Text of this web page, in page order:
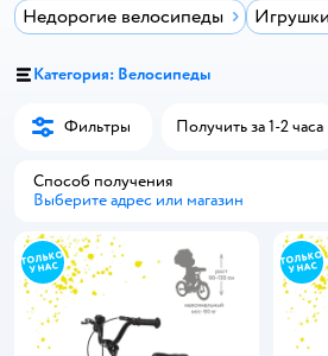
Недорогие велосипеды
Категория: Велосипеды
Фильтры Получить за 1-2 часа
Способ получения
Выберите адрес или магазин